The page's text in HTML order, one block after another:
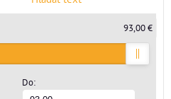
Do:
93,00 €